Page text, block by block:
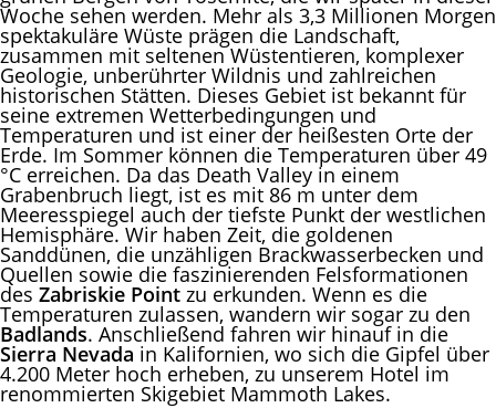
Woche sehen werden. Mehr als 3,3 Millionen Morgen
spektakuläre Wüste prägen die Landschaft,
zusammen mit seltenen Wüstentieren, komplexer
Geologie, unberührter Wildnis und zahlreichen
historischen Stätten. Dieses Gebiet ist bekannt für
seine extremen Wetterbedingungen und
Temperaturen und ist einer der heißesten Orte der
Erde. Im Sommer können die Temperaturen über 49
°C erreichen. Da das Death Valley in einem
Grabenbruch liegt, ist es mit 86 m unter dem
Meeresspiegel auch der tiefste Punkt der westlichen
Hemisphäre. Wir haben Zeit, die goldenen
Sanddünen, die unzähligen Brackwasserbecken und
Quellen sowie die faszinierenden Felsformationen
des Zabriskie Point zu erkunden. Wenn es die
Temperaturen zulassen, wandern wir sogar zu den
Badlands. Anschließend fahren wir hinauf in die
Sierra Nevada in Kalifornien, wo sich die Gipfel über
4.200 Meter hoch erheben, zu unserem Hotel im
renommierten Skigebiet Mammoth Lakes.